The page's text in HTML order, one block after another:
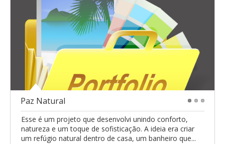
Paz Natural
Esse é um projeto que desenvolvi unindo conforto,
natureza e um toque de sofisticação. A ideia era criar
um refúgio natural dentro de casa, um banheiro que...